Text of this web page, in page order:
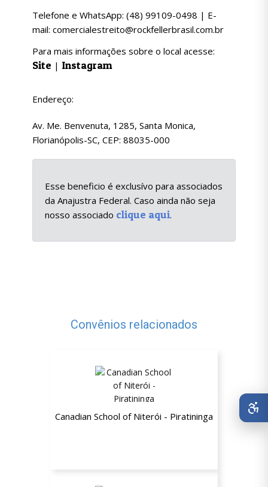
Telefone e WhatsApp: (48) 99109-0498 | E-
mail: comercialestreito@rockfellerbrasil.com.br
Para mais informações sobre o local acesse:
Site | Instagram
Endereço:
Av. Me. Benvenuta, 1285, Santa Monica,
Florianópolis-SC, CEP: 88035-000
Esse beneficio é exclusívo para associados
da Anajustra Federal. Caso ainda não seja
nosso associado clique aqui.
Convênios relacionados
Canadian School of Niterói - Piratininga